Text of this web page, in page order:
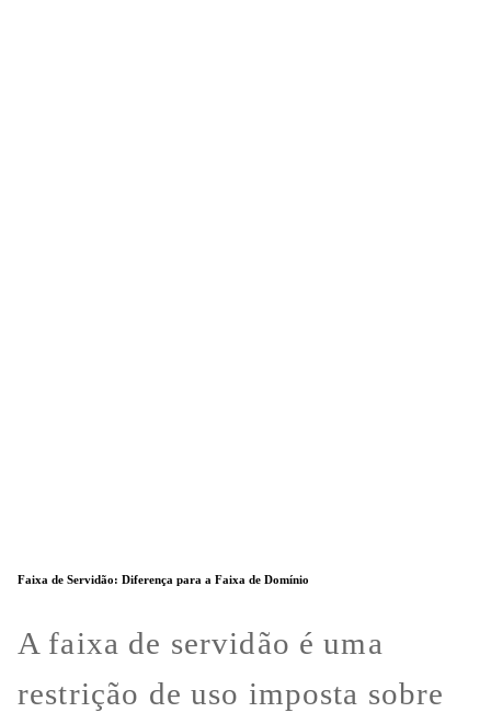
Faixa de Servidão: Diferença para a Faixa de Domínio
A faixa de servidão é uma
restrição de uso imposta sobre